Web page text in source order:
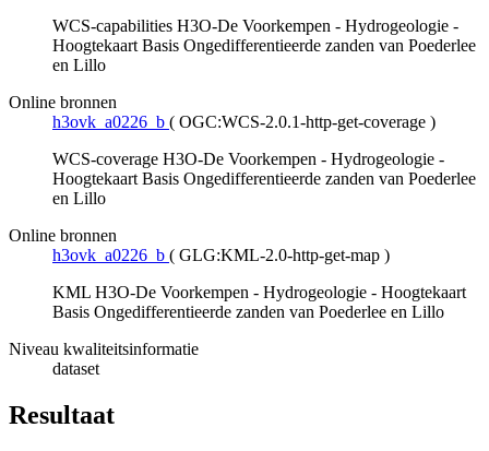
WCS-capabilities H3O-De Voorkempen - Hydrogeologie -
Hoogtekaart Basis Ongedifferentieerde zanden van Poederlee
en Lillo
Online bronnen
h3ovk_a0226_b ( OGC:WCS-2.0.1-http-get-coverage )
WCS-coverage H3O-De Voorkempen - Hydrogeologie -
Hoogtekaart Basis Ongedifferentieerde zanden van Poederlee
en Lillo
Online bronnen
h3ovk_a0226_b ( GLG:KML-2.0-http-get-map )
KML H3O-De Voorkempen - Hydrogeologie - Hoogtekaart
Basis Ongedifferentieerde zanden van Poederlee en Lillo
Niveau kwaliteitsinformatie
dataset
Resultaat